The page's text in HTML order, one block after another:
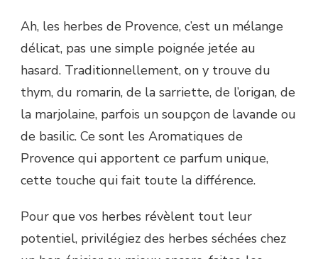
Ah, les herbes de Provence, c’est un mélange
délicat, pas une simple poignée jetée au
hasard. Traditionnellement, on y trouve du
thym, du romarin, de la sarriette, de l’origan, de
la marjolaine, parfois un soupçon de lavande ou
de basilic. Ce sont les Aromatiques de
Provence qui apportent ce parfum unique,
cette touche qui fait toute la différence.
Pour que vos herbes révèlent tout leur
potentiel, privilégiez des herbes séchées chez